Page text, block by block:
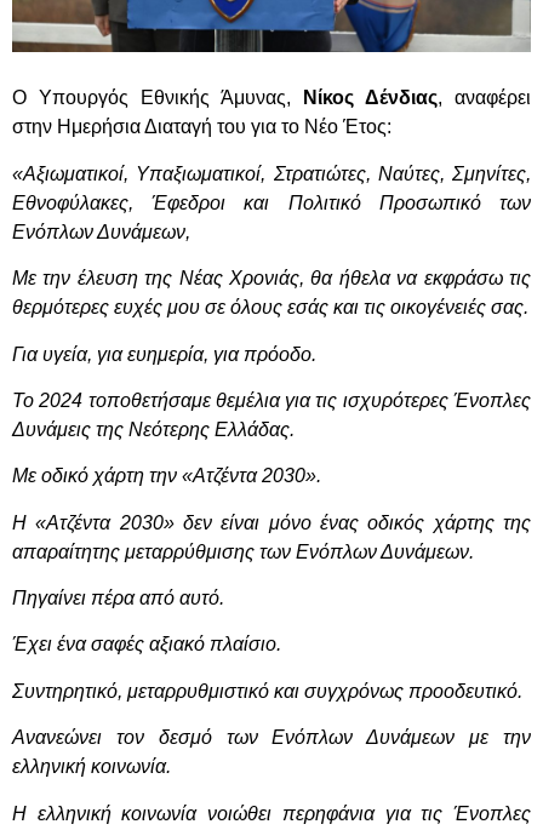
Ο Υπουργός Εθνικής Άμυνας, Νίκος Δένδιας, αναφέρει
στην Ημερήσια Διαταγή του για το Νέο Έτος:
«Αξιωματικοί, Υπαξιωματικοί, Στρατιώτες, Ναύτες, Σμηνίτες,
Εθνοφύλακες, Έφεδροι και Πολιτικό Προσωπικό των
Ενόπλων Δυνάμεων,
Με την έλευση της Νέας Χρονιάς, θα ήθελα να εκφράσω τις
θερμότερες ευχές μου σε όλους εσάς και τις οικογένειές σας.
Για υγεία, για ευημερία, για πρόοδο.
Το 2024 τοποθετήσαμε θεμέλια για τις ισχυρότερες Ένοπλες
Δυνάμεις της Νεότερης Ελλάδας.
Με οδικό χάρτη την «Ατζέντα 2030».
H «Ατζέντα 2030» δεν είναι μόνο ένας οδικός χάρτης της
απαραίτητης μεταρρύθμισης των Ενόπλων Δυνάμεων.
Πηγαίνει πέρα από αυτό.
Έχει ένα σαφές αξιακό πλαίσιο.
Συντηρητικό, μεταρρυθμιστικό και συγχρόνως προοδευτικό.
Ανανεώνει τον δεσμό των Ενόπλων Δυνάμεων με την
ελληνική κοινωνία.
Η ελληνική κοινωνία νοιώθει περηφάνια για τις Ένοπλες